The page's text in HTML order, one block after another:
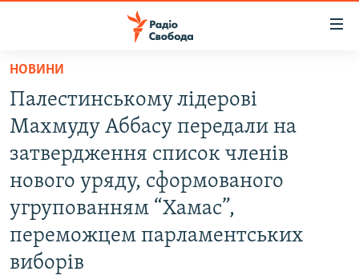
Перейти
основного
матеріалу
до
основної
навігації
Перейти
до
пошуку
СУСПІЛЬСТВО
КУЛЬТУРА
РОСІЙСЬКА «ФІЛЬТРАЦІЯ»
ДОНБАС.РЕАЛІЇ
КРИМ.РЕАЛІЇ
НОВИНИ
Палестинському лідерові
Махмуду Аббасу передали на
затвердження список членів
нового уряду, сформованого
угрупованням “Хамас”,
переможцем парламентських
виборів